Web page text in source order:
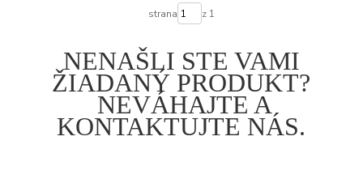
strana z 1
NENAŠLI STE VAMI
ŽIADANÝ PRODUKT?
NEVÁHAJTE A
KONTAKTUJTE NÁS.